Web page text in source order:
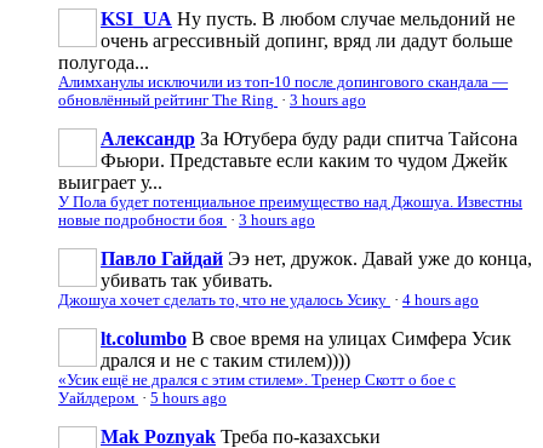
KSI_UA Ну пусть. В любом случае мельдоний не
очень агрессивньій допинг, вряд ли дадут больше
полугода...
Алимханулы исключили из топ-10 после допингового скандала —
обновлённый рейтинг The Ring · 3 hours ago
Александр За Ютубера буду ради спитча Тайсона
Фьюри. Представьте если каким то чудом Джейк
выиграет у...
У Пола будет потенциальное преимущество над Джошуа. Известны
новые подробности боя · 3 hours ago
Павло Гайдай Ээ нет, дружок. Давай уже до конца,
убивать так убивать.
Джошуа хочет сделать то, что не удалось Усику · 4 hours ago
lt.columbo В свое время на улицах Симфера Усик
дрался и не с таким стилем))))
«Усик ещё не дрался с этим стилем». Тренер Скотт о бое с
Уайлдером · 5 hours ago
Mak Poznyak Треба по-казахськи